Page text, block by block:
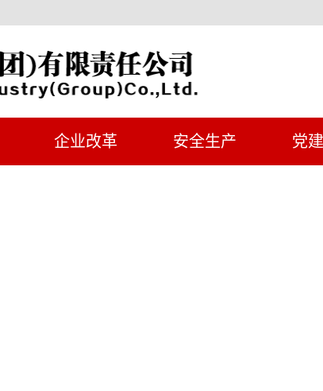
企业改革 安全生产 党